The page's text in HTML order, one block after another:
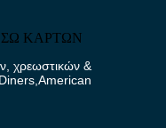
ΚΑΡΤΩΝ
χρεωστικών &